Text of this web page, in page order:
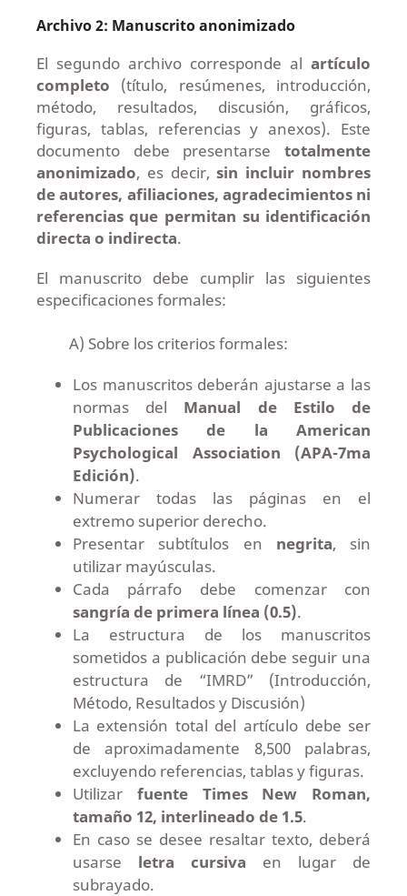
Archivo 2: Manuscrito anonimizado
El segundo archivo corresponde alartículo
completo (título, resúmenes, introducción,
método, resultados, discusión, gráficos,
figuras, tablas, referencias y anexos). Este
documento debe presentarsetotalmente
anonimizado, es decir,sin incluir nombres
de autores, afiliaciones, agradecimientos ni
referencias que permitan su identificación
directa o indirecta.
El manuscrito debe cumplir las siguientes
especificaciones formales:
A) Sobre los criterios formales:
Los manuscritos deberán ajustarse a las
normas del Manual de Estilo de
Publicaciones de la American
Psychological Association (APA-7ma
Edición).
Numerar todas las páginas en el
extremo superior derecho.
Presentar subtítulos en negrita, sin
utilizar mayúsculas.
Cada párrafo debe comenzar con
sangría de primera línea (0.5).
La estructura de los manuscritos
sometidos a publicación debe seguir una
estructura de “IMRD” (Introducción,
Método, Resultados y Discusión)
La extensión total del artículo debe ser
de aproximadamente 8,500 palabras,
excluyendo referencias, tablas y figuras.
Utilizar fuente Times New Roman,
tamaño 12, interlineado de 1.5.
En caso se desee resaltar texto, deberá
usarse letra cursiva en lugar de
subrayado.